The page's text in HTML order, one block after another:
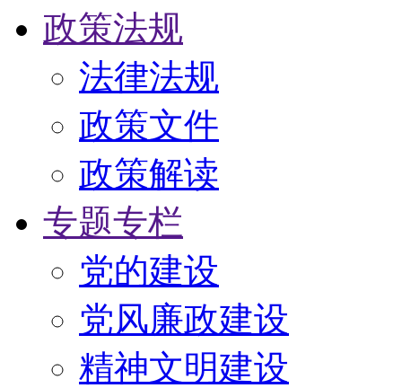
政策法规
法律法规
政策文件
政策解读
专题专栏
党的建设
党风廉政建设
精神文明建设